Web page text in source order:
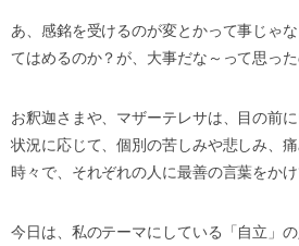
あ、感銘を受けるのが変とかって事じゃ
てはめるのか？が、大事だな～って思った
お釈迦さまや、マザーテレサは、目の前
状況に応じて、個別の苦しみや悲しみ、
時々で、それぞれの人に最善の言葉をかけ
今日は、私のテーマにしている「自立」